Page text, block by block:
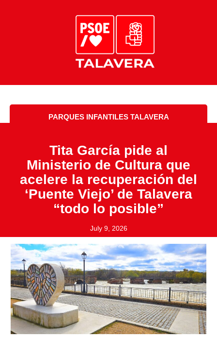
PARQUES INFANTILES TALAVERA
Tita García pide al
Ministerio de Cultura que
acelere la recuperación del
‘Puente Viejo’ de Talavera
“todo lo posible”
July 9, 2026